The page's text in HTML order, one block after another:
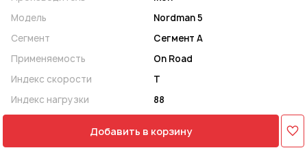
Модель
Nordman 5
Сегмент
Сегмент A
Применяемость
On Road
Индекс скорости
T
Индекс нагрузки
88
Добавить в корзину